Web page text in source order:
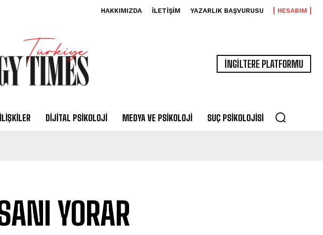
HAKKIMIZDA İLETIŞIM YAZARLIK BAŞVURUSU HESABIM
İNGİLTERE PLATFORMU
DIJITAL PSIKOLOJI MEDYA VE PSIKOLOJI SUÇ PSIKOLOJISI
YORAR